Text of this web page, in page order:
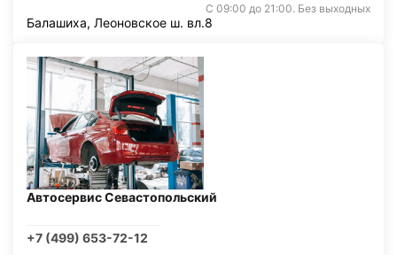
С 09:00 до 21:00. Без выходных
Балашиха, Леоновское ш. вл.8
Автосервис Севастопольский
+7 (499) 653-72-12